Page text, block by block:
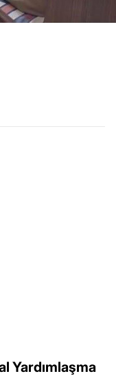
Yardımlaşma